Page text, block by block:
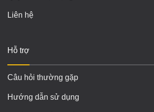
Liên hệ
Hỗ trợ
Câu hỏi thường gặp
Hướng dẫn sử dụng